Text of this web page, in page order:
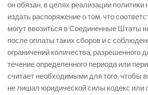
он обязан, в целях реализации политики
издать распоряжение о том, что
могут ввозиться в Соединенные Штаты
после оплаты таких сборов и с
ограничений количества, разрешенного
течение определенного периода или
считает необходимыми для того, чтобы
не лишал юридической силы кодекс или